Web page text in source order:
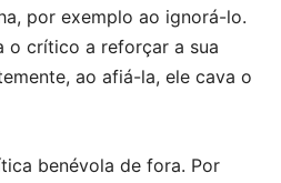
por exemplo ao ignorá-lo.
o crítico a reforçar a sua
ao afiá-la, ele cava o
benévola de fora. Por